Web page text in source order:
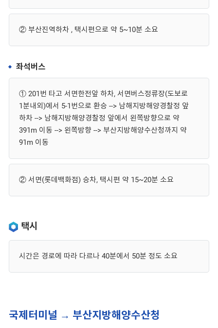
② 부산진역하차 , 택시편으로 약 5~10분 소요
좌석버스
① 201번 타고 서면한전앞 하차, 서면버스정류장(도보로
1분내외)에서 5-1번으로 환승 --> 남해지방해양경찰정 앞
하차 --> 남해지방해양경찰정 앞에서 왼쪽방향으로 약
391m 이동 --> 왼쪽방향 --> 부산지방해양수산청까지 약
91m 이동
② 서면(롯데백화점) 승차, 택시편 약 15~20분 소요
택시
시간은 경로에 따라 다르나 40분에서 50분 정도 소요
국제터미널 → 부산지방해양수산청